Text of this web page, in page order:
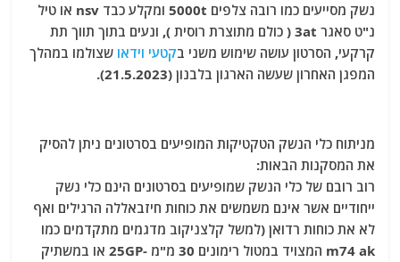
נשק מסייעים כמו רובה צלפים 5000t ומקלע כבד nsv או טיל
נ"ט סאגר 3at ( כולם מתוצרת רוסית ), ונעים בתוך תווך תת
קרקעי, הסרטון עושה שימוש משני בקטעי וידאו שצולמו במהלך
המפגן האחרון שעשה הארגון בלבנון (21.5.2023).
מניתוח כלי הנשק הטקטיקות המופיעים בסרטונים ניתן להסיק
את המסקנות הבאות:
רוב רובם של כלי הנשק שמופיעים בסרטונים הינם כלי נשק
ייחודיים אשר אינם משמשים את כוחות חיזבאללה הרגילים ואף
לא את כוחות רדואן (למשל קלצניקוב מדגמים מתקדמים כמו
m74 ak המצויד במטול רימונים 30 מ"מ -25GP או במשתיק